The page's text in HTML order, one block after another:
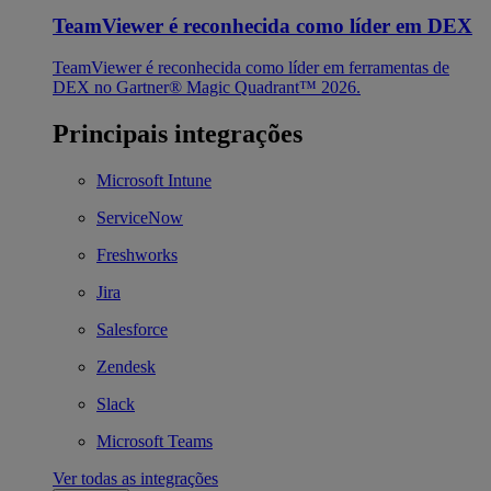
TeamViewer é reconhecida como líder em DEX
TeamViewer é reconhecida como líder em ferramentas de
DEX no Gartner® Magic Quadrant™ 2026.
Principais integrações
Microsoft Intune
ServiceNow
Freshworks
Jira
Salesforce
Zendesk
Slack
Microsoft Teams
Ver todas as integrações